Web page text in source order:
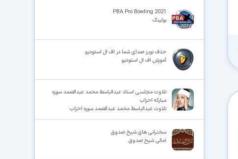
PBA Pro Bowling 2021
بولینگ
حذف نویز صدای شما در اف ال استودیو
آموزش اف ال استودیو
تلاوت مجلسی استاد عبدالباسط محمد عبدالصمد سوره
مبارکه احزاب
تلاوت عبدالباسط محمد عبدالصمد سوره احزاب
سخنرانی های شیخ صدوق
امالی شیخ صدوق